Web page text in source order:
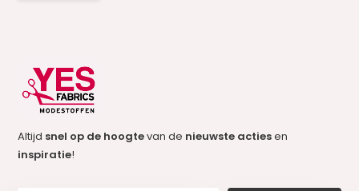
Altijd snel op de hoogtevan de nieuwste actiesen
inspiratie!